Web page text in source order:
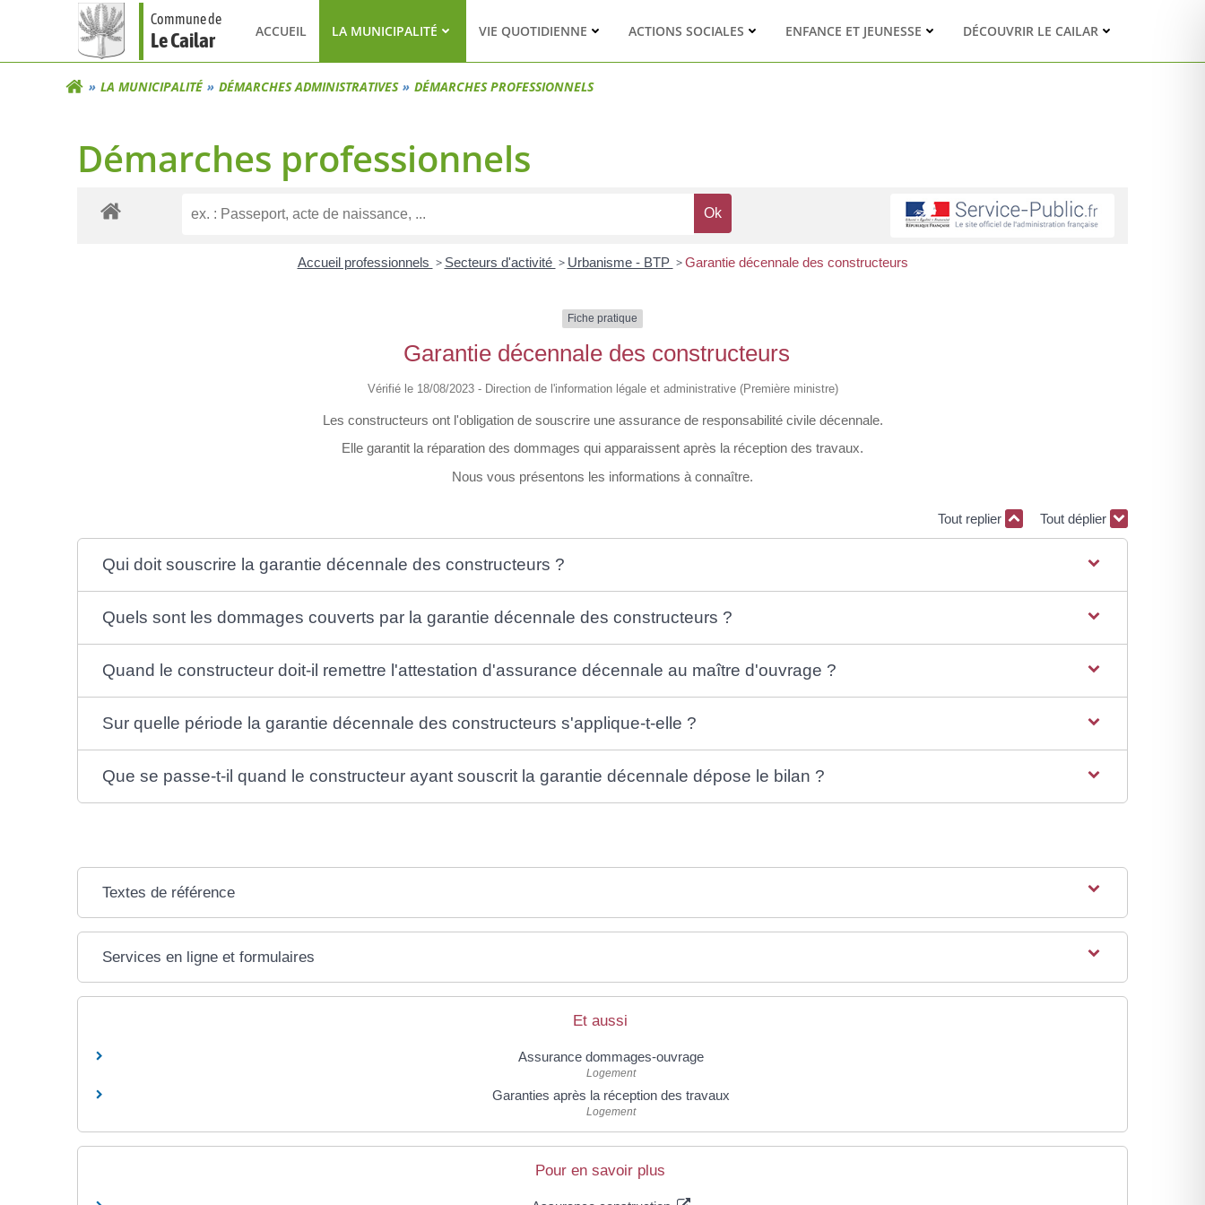
Commune de
Le Cailar ACCUEIL LA MUNICIPALITÉ VIE QUOTIDIENNE ACTIONS SOCIALES ENFANCE ET JEUNESSE DÉCOUVRIR LE CAILAR
LA MUNICIPALITÉ DÉMARCHES ADMINISTRATIVES DÉMARCHES PROFESSIONNELS
Démarches professionnels
Accueil professionnels > Secteurs d'activité > Urbanisme - BTP > Garantie décennale des constructeurs
Fiche pratique
Garantie décennale des constructeurs
Vérifié le 18/08/2023 - Direction de l'information légale et administrative (Première ministre)
Les constructeurs ont l'obligation de souscrire une assurance de responsabilité civile décennale.
Elle garantit la réparation des dommages qui apparaissent après la réception des travaux.
Nous vous présentons les informations à connaître.
Tout replier Tout déplier
Qui doit souscrire la garantie décennale des constructeurs ?
Quels sont les dommages couverts par la garantie décennale des constructeurs ?
Quand le constructeur doit-il remettre l'attestation d'assurance décennale au maître d'ouvrage ?
Sur quelle période la garantie décennale des constructeurs s'applique-t-elle ?
Que se passe-t-il quand le constructeur ayant souscrit la garantie décennale dépose le bilan ?
Textes de référence
Services en ligne et formulaires
Et aussi
Assurance dommages-ouvrage
Logement
Garanties après la réception des travaux
Logement
Pour en savoir plus